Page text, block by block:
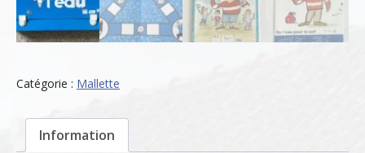
Catégorie : Mallette
Information